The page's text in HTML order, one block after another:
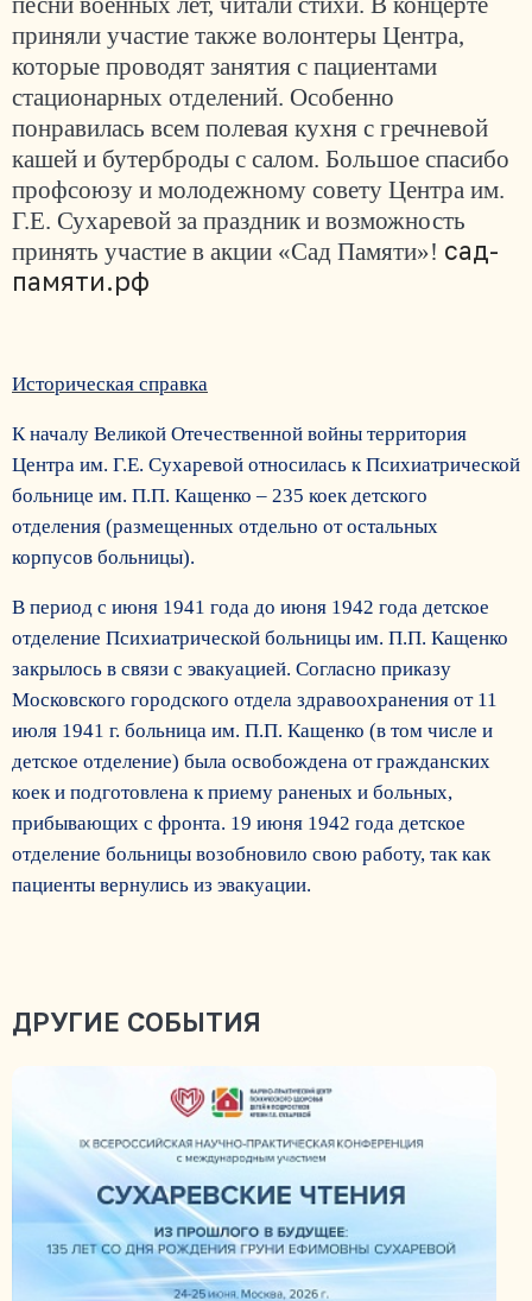
приняли участие также волонтеры Центра,
которые проводят занятия с пациентами
стационарных отделений. Особенно
понравилась всем полевая кухня с гречневой
кашей и бутерброды с салом. Большое спасибо
профсоюзу и молодежному совету Центра им.
Г.Е. Сухаревой за праздник и возможность
принять участие в акции «Сад Памяти»! сад-
памяти.рф
Историческая справка
К началу Великой Отечественной войны территория
Центра им. Г.Е. Сухаревой относилась к Психиатрической
больнице им. П.П. Кащенко – 235 коек детского
отделения (размещенных отдельно от остальных
корпусов больницы).
В период с июня 1941 года до июня 1942 года детское
отделение Психиатрической больницы им. П.П. Кащенко
закрылось в связи с эвакуацией. Согласно приказу
Московского городского отдела здравоохранения от 11
июля 1941 г. больница им. П.П. Кащенко (в том числе и
детское отделение) была освобождена от гражданских
коек и подготовлена к приему раненых и больных,
прибывающих с фронта. 19 июня 1942 года детское
отделение больницы возобновило свою работу, так как
пациенты вернулись из эвакуации.
ДРУГИЕ СОБЫТИЯ